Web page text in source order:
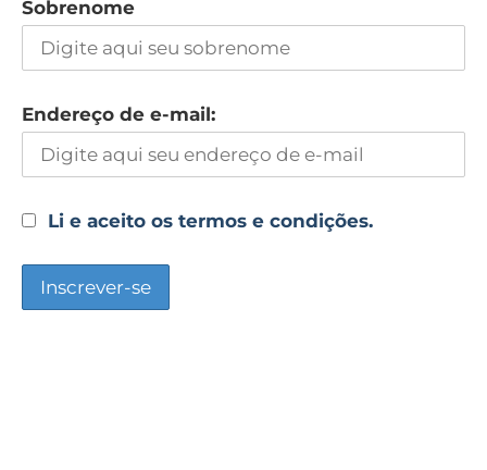
Sobrenome
Endereço de e-mail:
Li e aceito os termos e condições.